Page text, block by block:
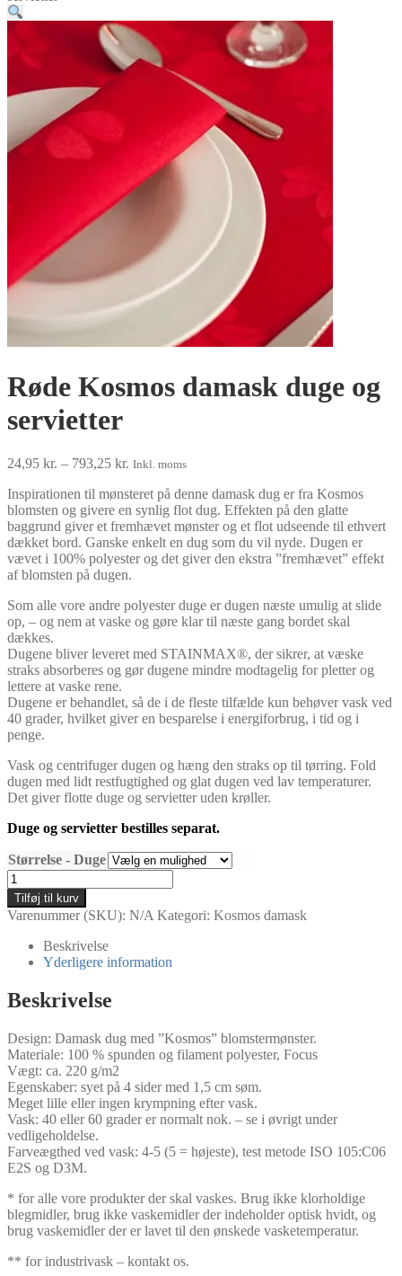
Røde Kosmos damask duge og
servietter
24,95 kr. – 793,25 kr. Prisinterval:
til
793,25 kr.
Inkl. moms
Inspirationen til mønsteret på denne damask dug er fra Kosmos
blomsten og givere en synlig flot dug. Effekten på den glatte
baggrund giver et fremhævet mønster og et flot udseende til ethvert
dækket bord. Ganske enkelt en dug som du vil nyde. Dugen er
vævet i 100% polyester og det giver den ekstra ”fremhævet” effekt
af blomsten på dugen.
Som alle vore andre polyester duge er dugen næste umulig at slide
op, – og nem at vaske og gøre klar til næste gang bordet skal
dækkes.
Dugene bliver leveret med STAINMAX®, der sikrer, at væske
straks absorberes og gør dugene mindre modtagelig for pletter og
lettere at vaske rene.
Dugene er behandlet, så de i de fleste tilfælde kun behøver vask ved
40 grader, hvilket giver en besparelse i energiforbrug, i tid og i
penge.
Vask og centrifuger dugen og hæng den straks op til tørring. Fold
dugen med lidt restfugtighed og glat dugen ved lav temperaturer.
Det giver flotte duge og servietter uden krøller.
Duge og servietter bestilles separat.
Størrelse - Duge
Røde
Kosmos
damask
duge
servietter
Tilføj til kurv
Varenummer (SKU): N/A Kategori: Kosmos damask
Beskrivelse
Yderligere information
Beskrivelse
Design: Damask dug med ”Kosmos” blomstermønster.
Materiale: 100 % spunden og filament polyester, Focus
Vægt: ca. 220 g/m2
Egenskaber: syet på 4 sider med 1,5 cm søm.
Meget lille eller ingen krympning efter vask.
Vask: 40 eller 60 grader er normalt nok. – se i øvrigt under
vedligeholdelse.
Farveægthed ved vask: 4-5 (5 = højeste), test metode ISO 105:C06
E2S og D3M.
* for alle vore produkter der skal vaskes. Brug ikke klorholdige
blegmidler, brug ikke vaskemidler der indeholder optisk hvidt, og
brug vaskemidler der er lavet til den ønskede vasketemperatur.
** for industrivask – kontakt os.